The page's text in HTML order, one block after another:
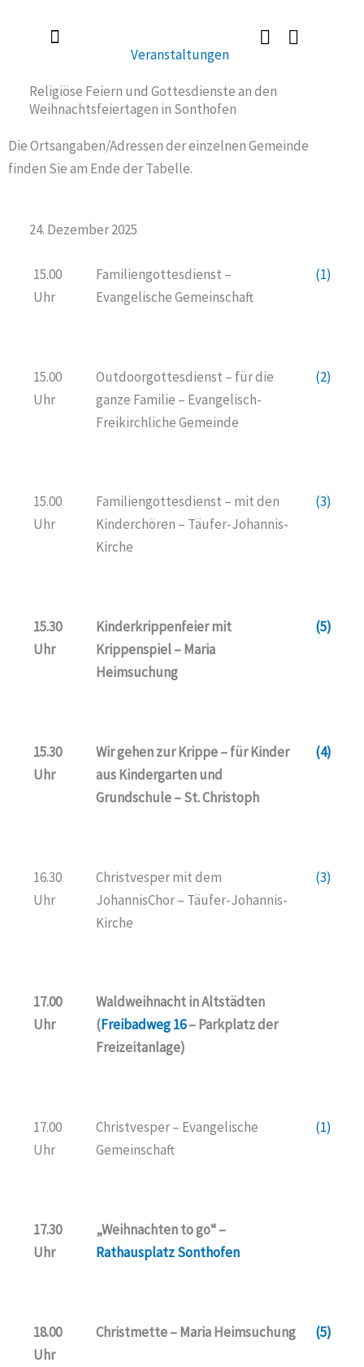
Veranstaltungen
Religiöse Feiern und Gottesdienste an den
Weihnachtsfeiertagen in Sonthofen
Die Ortsangaben/Adressen der einzelnen Gemeinde
finden Sie am Ende der Tabelle.
24. Dezember 2025
15.00
Uhr
Familiengottesdienst –
Evangelische Gemeinschaft
(1)
15.00
Uhr
Outdoorgottesdienst – für die
ganze Familie – Evangelisch-
Freikirchliche Gemeinde
(2)
15.00
Uhr
Familiengottesdienst – mit den
Kinderchören – Täufer-Johannis-
Kirche
(3)
15.30
Uhr
Kinderkrippenfeier mit
Krippenspiel – Maria
Heimsuchung
(5)
15.30
Uhr
Wir gehen zur Krippe – für Kinder
aus Kindergarten und
Grundschule – St. Christoph
(4)
16.30
Uhr
Christvesper mit dem
JohannisChor – Täufer-Johannis-
Kirche
(3)
17.00
Uhr
Waldweihnacht in Altstädten
(Freibadweg 16– Parkplatz der
Freizeitanlage)
17.00
Uhr
Christvesper – Evangelische
Gemeinschaft
(1)
17.30
Uhr
„Weihnachten to go“ –
Rathausplatz Sonthofen
18.00
Uhr
Christmette – Maria Heimsuchung (5)